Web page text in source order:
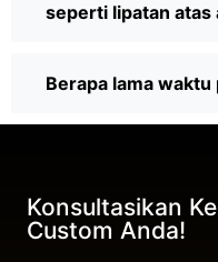
seperti lipatan atas
Berapa lama
Konsultasikan
Custom Anda!